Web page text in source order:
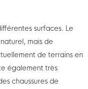
surfaces. Le
mais de
de terrains en
également très
chaussures de